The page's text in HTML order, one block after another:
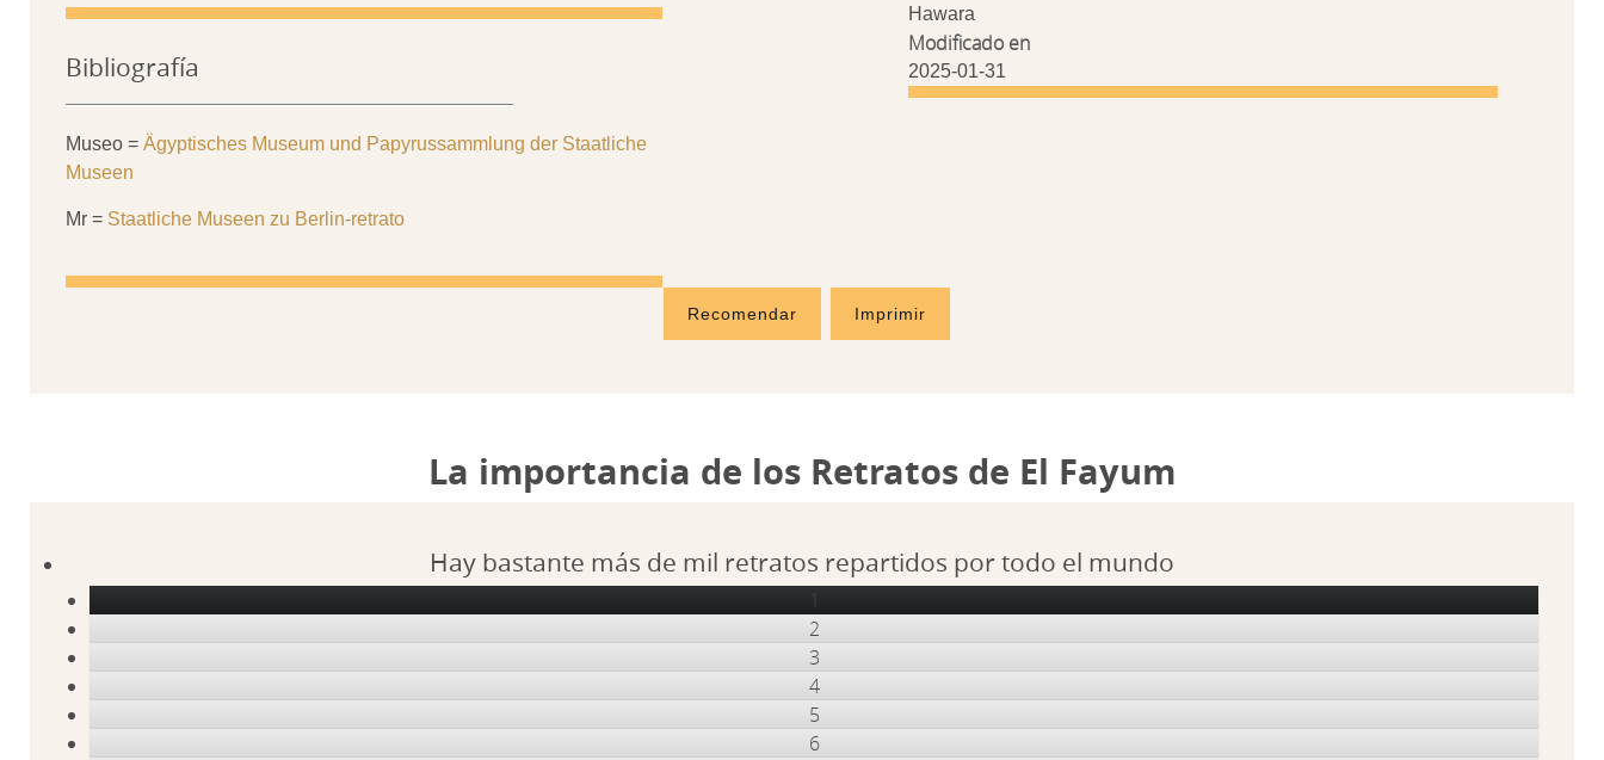
Bibliografía
Museo = Ägyptisches Museum und Papyrussammlung der Staatliche
Museen
Mr = Staatliche Museen zu Berlin-retrato
Hawara
Modificado en
2025-01-31
Recomendar Imprimir
La importancia de los Retratos de El Fayum
Hay bastante más de mil retratos repartidos por todo el mundo
1
2
3
4
5
6